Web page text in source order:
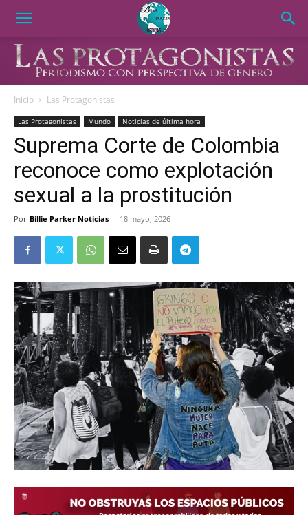
Inicio Las Protagonistas
Las Protagonistas Mundo Noticias de última hora
Suprema Corte de Colombia
reconoce como explotación
sexual a la prostitución
Por Billie Parker Noticias - 18 mayo, 2026